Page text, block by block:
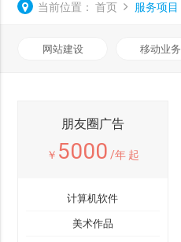
当前位置： 首页 服务项目
网站建设 移动业务
朋友圈广告
￥ 5000 /年 起
计算机软件
美术作品